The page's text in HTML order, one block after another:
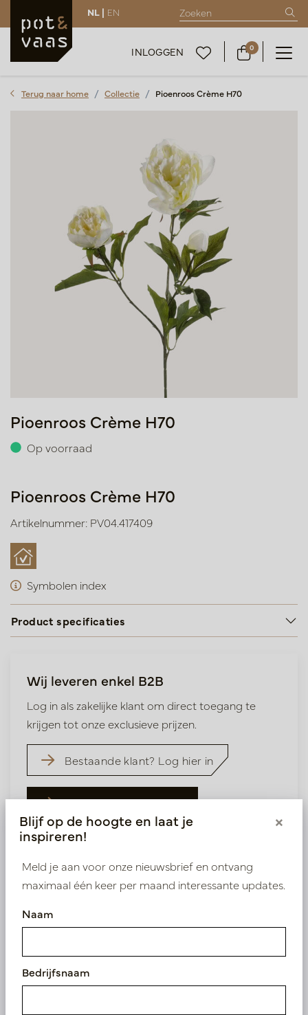
NL | EN
INLOGGEN 0
Terug naar home Collectie Pioenroos Crème H70
Pioenroos Crème H70
Op voorraad
Pioenroos Crème H70
Artikelnummer: PV04.417409
Symbolen index
Product specificaties
Wij leveren enkel B2B
Log in als zakelijke klant om direct toegang te
krijgen tot onze exclusieve prijzen.
Bestaande klant? Log hier in
Nieuw? Registreer hier
Vergelijkbare producten
Blijf op de hoogte en laat je
inspireren!
×
Meld je aan voor onze nieuwsbrief en ontvang
maximaal één keer per maand interessante updates.
Naam
Bedrijfsnaam